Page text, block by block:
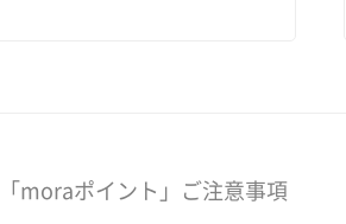
「moraポイント」ご注意事項